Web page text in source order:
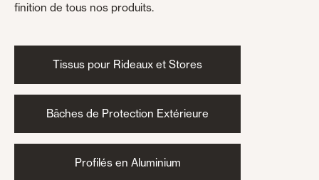
finition de tous nos produits.
Tissus pour Rideaux et Stores
Bâches de Protection Extérieure
Profilés en Aluminium